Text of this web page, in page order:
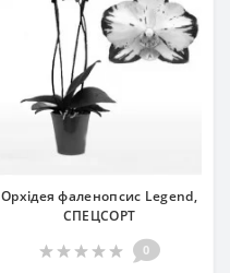
Орхідея фаленопсис Legend,
СПЕЦСОРТ
0